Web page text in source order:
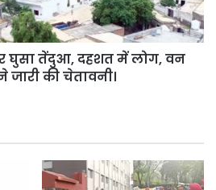
घुसा तेंदुआ, दहशत में लोग, वन
जारी की चेतावनी।